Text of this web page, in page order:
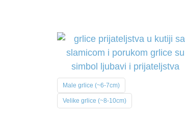
Male grlice (~6-7cm)
Velike grlice (~8-10cm)